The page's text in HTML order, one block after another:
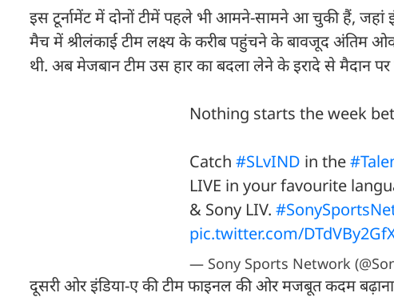
इस टूर्नामेंट में दोनों टीमें पहले भी आमने-सामने आ चुकी हैं, जहां
मैच में श्रीलंकाई टीम लक्ष्य के करीब पहुंचने के बावजूद अंतिम
थी. अब मेजबान टीम उस हार का बदला लेने के इरादे से मैदान पर
Nothing starts the week
Catch #SLvIND in the
LIVE in your favourite
& Sony LIV.
pic.twitter.com/
— Sony Sports Network
दूसरी ओर इंडिया-ए की टीम फाइनल की ओर मजबूत कदम